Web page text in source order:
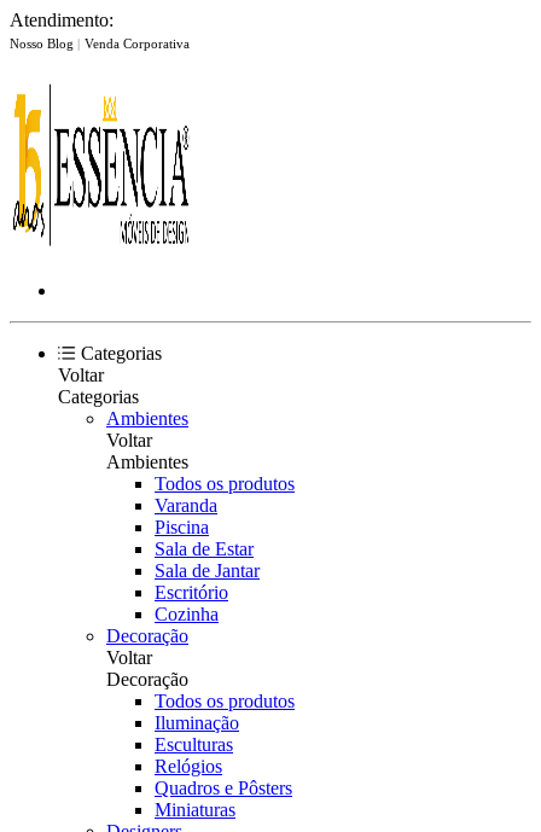
Atendimento:
Nosso Blog | Venda Corporativa
Categorias
Voltar
Categorias
Ambientes
Voltar
Ambientes
Todos os produtos
Varanda
Piscina
Sala de Estar
Sala de Jantar
Escritório
Cozinha
Decoração
Voltar
Decoração
Todos os produtos
Iluminação
Esculturas
Relógios
Quadros e Pôsters
Miniaturas